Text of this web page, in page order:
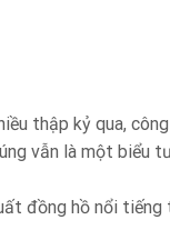
thập kỷ qua,
vẫn là một biểu
đồng hồ nổi tiếng